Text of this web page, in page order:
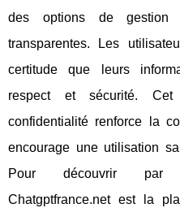
des options de
transparentes. Les
certitude que leurs
respect et sécurité. Cet
confidentialité renforce la
encourage une utilisation
Pour découvrir par
Chatgptfrance.net est la